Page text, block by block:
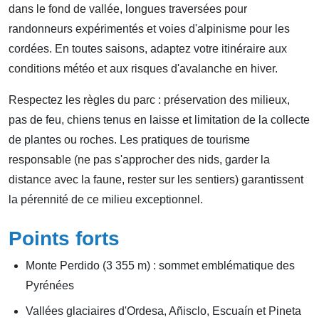
dans le fond de vallée, longues traversées pour
randonneurs expérimentés et voies d'alpinisme pour les
cordées. En toutes saisons, adaptez votre itinéraire aux
conditions météo et aux risques d'avalanche en hiver.
Respectez les règles du parc : préservation des milieux,
pas de feu, chiens tenus en laisse et limitation de la collecte
de plantes ou roches. Les pratiques de tourisme
responsable (ne pas s'approcher des nids, garder la
distance avec la faune, rester sur les sentiers) garantissent
la pérennité de ce milieu exceptionnel.
Points forts
Monte Perdido (3 355 m) : sommet emblématique des
Pyrénées
Vallées glaciaires d'Ordesa, Añisclo, Escuaín et Pineta